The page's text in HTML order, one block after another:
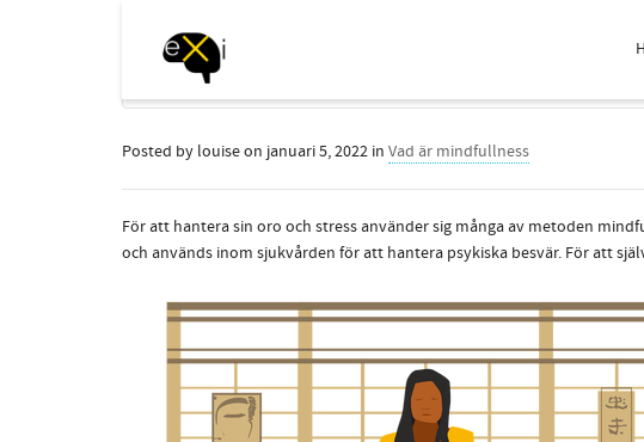
Posted by louiseon januari 5, 2022 in Vad är mindfullness
För att hantera sin oro och stress använder sig många av metoden
och används inom sjukvården för att hantera psykiska besvär. För att